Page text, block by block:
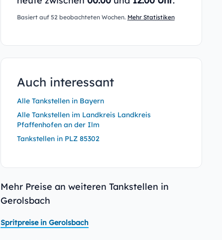
Basiert auf 52 beobachteten Wochen. Mehr Statistiken
Auch interessant
Alle Tankstellen in Bayern
Alle Tankstellen im Landkreis Landkreis
Pfaffenhofen an der Ilm
Tankstellen in PLZ 85302
Mehr Preise an weiteren Tankstellen in
Gerolsbach
Spritpreise in Gerolsbach